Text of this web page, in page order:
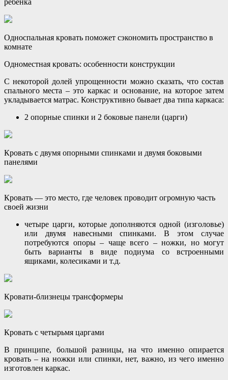
Односпальная кровать поможет сэкономить пространство в
комнате
Одноместная кровать: особенности конструкции
С некоторой долей упрощенности можно сказать, что состав
спального места – это каркас и основание, на которое затем
укладывается матрас. Конструктивно бывает два типа каркаса:
2 опорные спинки и 2 боковые панели (царги)
Кровать с двумя опорными спинками и двумя боковыми
панелями
Кровать — это место, где человек проводит огромную часть
своей жизни
четыре царги, которые дополняются одной (изголовье)
или двумя навесными спинками. В этом случае
потребуются опоры – чаще всего – ножки, но могут
быть варианты в виде подиума со встроенными
ящиками, колесиками и т.д.
Кровати-близнецы трансформеры
Кровать с четырьмя царгами
В принципе, большой разницы, на что именно опирается
кровать – на ножки или спинки, нет, важно, из чего именно
изготовлен каркас.